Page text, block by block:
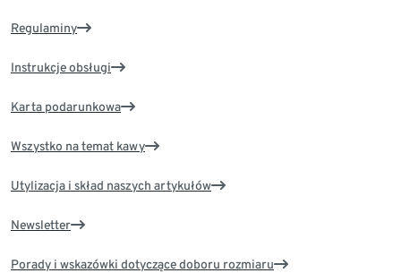
Regulaminy
Instrukcje obsługi
Karta podarunkowa
Wszystko na temat kawy
Utylizacja i skład naszych artykułów
Newsletter
Porady i wskazówki dotyczące doboru rozmiaru